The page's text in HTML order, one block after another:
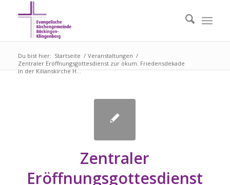
Du bist hier: Startseite / Veranstaltungen /
Zentraler Eröffnungsgottesdienst zur ökum. Friedensdekade
in der Kilianskirche H...
Zentraler
Eröffnungsgottesdienst